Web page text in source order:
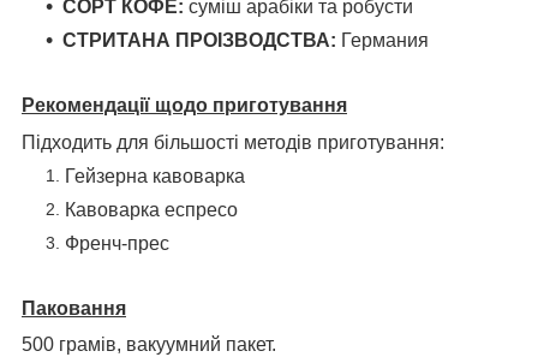
СОРТ КОФЕ: суміш арабіки та робусти
СТРИТАНА ПРОІЗВОДСТВА: Германия
Рекомендації щодо приготування
Підходить для більшості методів приготування:
Гейзерна кавоварка
Кавоварка еспресо
Френч-прес
Паковання
500 грамів, вакуумний пакет.